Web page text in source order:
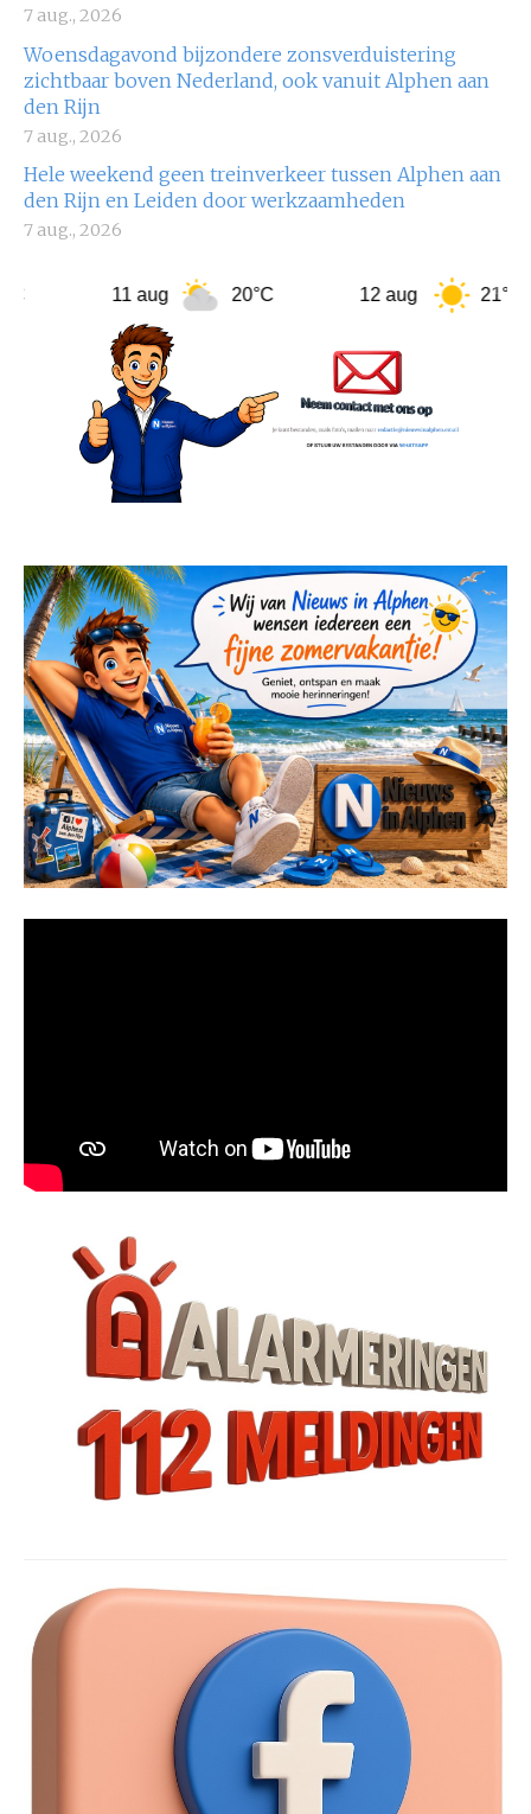
7 aug., 2026
Woensdagavond bijzondere zonsverduistering
zichtbaar boven Nederland, ook vanuit Alphen aan
den Rijn
7 aug., 2026
Hele weekend geen treinverkeer tussen Alphen aan
den Rijn en Leiden door werkzaamheden
7 aug., 2026
11 aug 20°C 12 aug 21°C